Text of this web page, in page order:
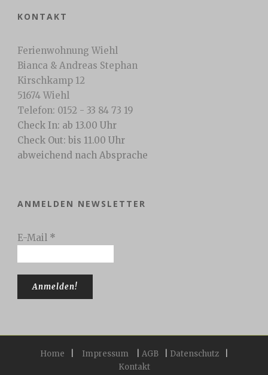
KONTAKT
Ferienwohnung Wiehl
Bianca & Andreas Stephan
Kirschkamp 12
51674 Wiehl
Telefon: 0152 - 33 84 73 19
Check In: ab 13.00 Uhr
Check Out: bis 11.00 Uhr
abweichend nach Absprache
ANMELDEN NEWSLETTER
E-Mail *
Home Impressum AGB Datenschutz
Kontakt